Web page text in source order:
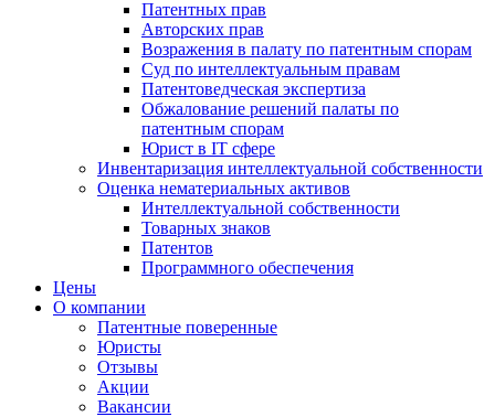
Патентных прав
Авторских прав
Возражения в палату по патентным спорам
Суд по интеллектуальным правам
Патентоведческая экспертиза
Обжалование решений палаты по
патентным спорам
Юрист в IT сфере
Инвентаризация интеллектуальной собственности
Оценка нематериальных активов
Интеллектуальной собственности
Товарных знаков
Патентов
Программного обеспечения
Цены
О компании
Патентные поверенные
Юристы
Отзывы
Акции
Вакансии